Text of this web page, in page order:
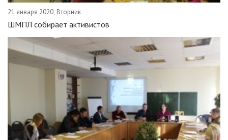
21 января 2020, Вторник
ШМПЛ собирает активистов